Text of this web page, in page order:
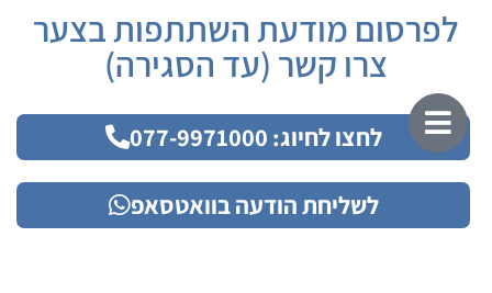
לפרסום מודעת השתתפות בצער
צרו קשר (עד הסגירה)
לחצו לחיוג: 077-9971000
לשליחת הודעה בוואטסאפ